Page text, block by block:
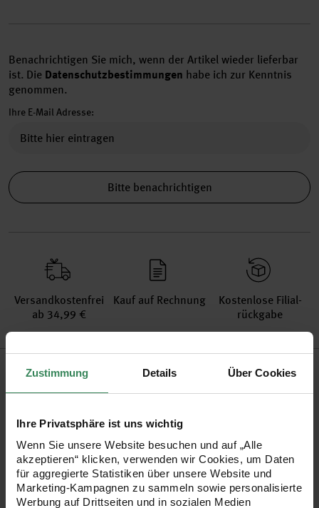
Zustimmung Details Über Cookies
Ihre Privatsphäre ist uns wichtig
Wenn Sie unsere Website besuchen und auf „Alle
akzeptieren“ klicken, verwenden wir Cookies, um Daten
für aggregierte Statistiken über unsere Website und
Marketing-Kampagnen zu sammeln sowie personalisierte
Werbung auf Drittseiten und in sozialen Medien
Benachrichtigen Sie mich, wenn der Artikel wieder lieferbar
ist. Die Datenschutzbestimmungen habe ich zur Kenntnis
genommen.
Ihre E-Mail Adresse:
Bitte benachrichtigen
Versand­kosten­frei
ab 34,99 €
Kauf auf Rechnung
Kosten­lose Filial­
rückgabe
Produktinformation
Material 49% Baumwolle, 46% Polyacryl, 5% Polyester
Garnstärke dk
Lauflänge in m 145
Maschenprobe 21M und 28R = 10x10cm
Nadelstärke in mm 4 mm